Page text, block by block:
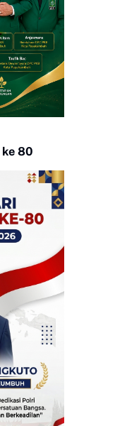
80